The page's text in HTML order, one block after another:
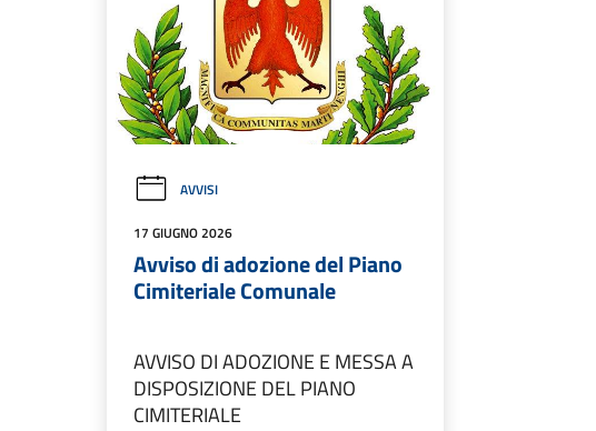
AVVISI
17 GIUGNO 2026
Avviso di adozione del Piano
Cimiteriale Comunale
AVVISO DI ADOZIONE E MESSA A
DISPOSIZIONE DEL PIANO
CIMITERIALE